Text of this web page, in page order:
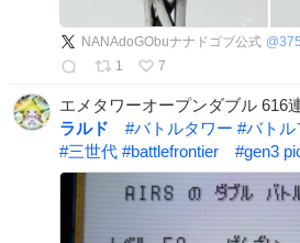
NANAdoGObuナナドゴブ公式 @
1
7
エメタワーオープンダブル 616
ラルド
#バトルタワー #バトル
#三世代 #battlefrontier #gen3